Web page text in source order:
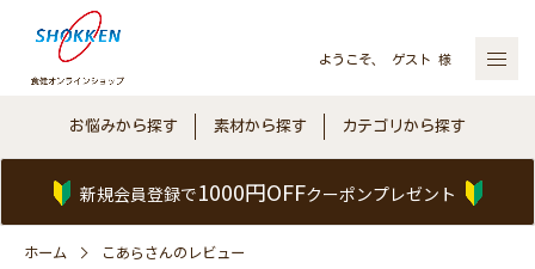
ようこそ、 ゲスト 様
お悩みから探す 素材から探す カテゴリから探す
新規会員登録で1000円OFFクーポンプレゼント
ホーム こあらさんのレビュー